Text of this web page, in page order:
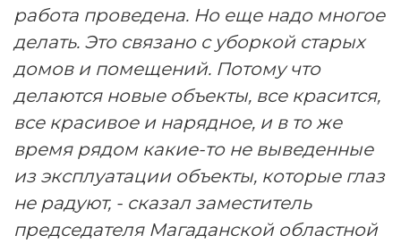
работа проведена. Но еще надо многое
делать. Это связано с уборкой старых
домов и помещений. Потому что
делаются новые объекты, все красится,
все красивое и нарядное, и в то же
время рядом какие-то не выведенные
из эксплуатации объекты, которые глаз
не радуют, - сказал заместитель
председателя Магаданской областной